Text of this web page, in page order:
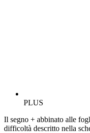
PLUS
Il segno + abbinato alle
difficoltà descritto nella